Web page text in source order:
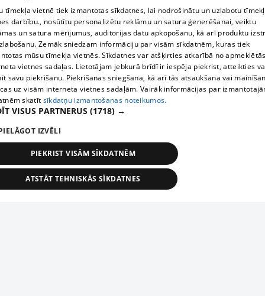
tīmekļa vietnē tiek izmantotas sīkdatnes, lai nodrošinātu un uzlabotu
darbību., nosūtītu personalizētu reklāmu un satura ģenerēšanai, veiktu
un satura mērījumus, auditorijas datu apkopošanu, kā arī produktu
Zemāk sniedzam informāciju par visām sīkdatnēm, kuras tiek
mūsu tīmekļa vietnēs. Sīkdatnes var atšķirties atkarībā no
vietnes sadaļas. Lietotājam jebkurā brīdī ir iespēja piekrist, atteikties
savu piekrišanu. Piekrišanas sniegšana, kā arī tās atsaukšana vai
uz visām interneta vietnes sadaļām. Vairāk informācijas par
skatīt sīkdatņu izmantošanas noteikumos.
VISUS PARTNERUS (1718) →
IZVĒLI
PIEKRIST VISĀM SĪKDATNĒM
ATSTĀT TEHNISKĀS SĪKDATNES